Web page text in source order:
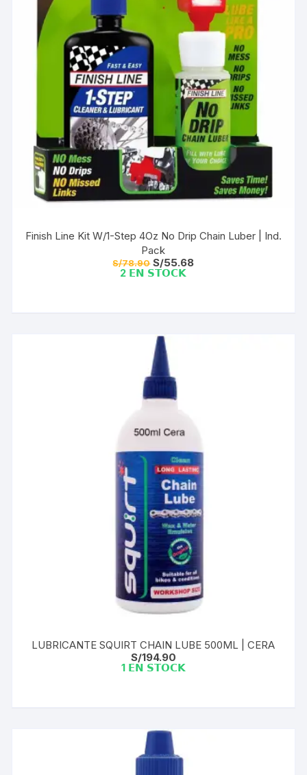
Finish Line Kit W/1-Step 4Oz No Drip Chain Luber | Ind.
Pack
S/78.90 El
precio
S/55.68El
2 𝗘𝗡 𝗦𝗧𝗢𝗖𝗞
LUBRICANTE SQUIRT CHAIN LUBE 500ML | CERA
S/194.90
1 𝗘𝗡 𝗦𝗧𝗢𝗖𝗞